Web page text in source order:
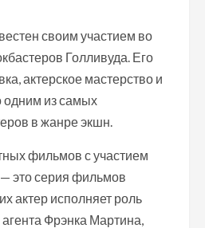
своим участием во
Голливуда. Его
актерское мастерство и
одним из самых
в жанре экшн.
фильмов с участием
это серия фильмов
актер исполняет роль
Фрэнка Мартина,